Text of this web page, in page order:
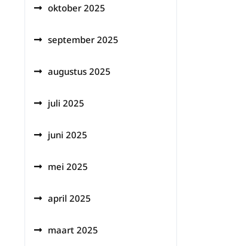
oktober 2025
september 2025
augustus 2025
juli 2025
juni 2025
mei 2025
april 2025
maart 2025